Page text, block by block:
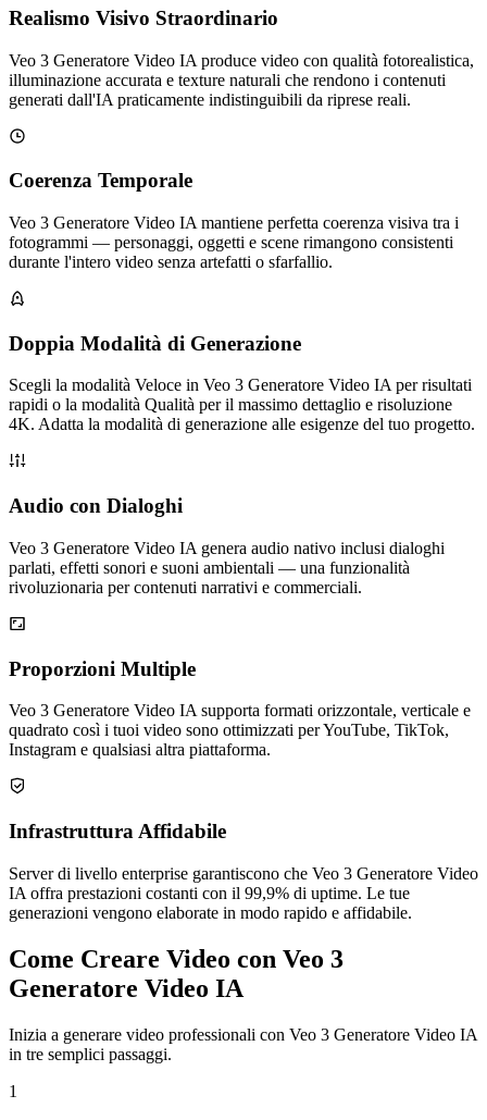
Realismo Visivo Straordinario
Veo 3 Generatore Video IA produce video con qualità fotorealistica,
illuminazione accurata e texture naturali che rendono i contenuti
generati dall'IA praticamente indistinguibili da riprese reali.
Coerenza Temporale
Veo 3 Generatore Video IA mantiene perfetta coerenza visiva tra i
fotogrammi — personaggi, oggetti e scene rimangono consistenti
durante l'intero video senza artefatti o sfarfallio.
Doppia Modalità di Generazione
Scegli la modalità Veloce in Veo 3 Generatore Video IA per risultati
rapidi o la modalità Qualità per il massimo dettaglio e risoluzione
4K. Adatta la modalità di generazione alle esigenze del tuo progetto.
Audio con Dialoghi
Veo 3 Generatore Video IA genera audio nativo inclusi dialoghi
parlati, effetti sonori e suoni ambientali — una funzionalità
rivoluzionaria per contenuti narrativi e commerciali.
Proporzioni Multiple
Veo 3 Generatore Video IA supporta formati orizzontale, verticale e
quadrato così i tuoi video sono ottimizzati per YouTube, TikTok,
Instagram e qualsiasi altra piattaforma.
Infrastruttura Affidabile
Server di livello enterprise garantiscono che Veo 3 Generatore Video
IA offra prestazioni costanti con il 99,9% di uptime. Le tue
generazioni vengono elaborate in modo rapido e affidabile.
Come Creare Video con Veo 3
Generatore Video IA
Inizia a generare video professionali con Veo 3 Generatore Video IA
in tre semplici passaggi.
1